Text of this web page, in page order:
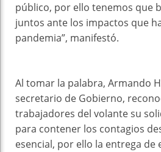
público, por ello tenemos que
juntos ante los impactos que
pandemia”, manifestó.
Al tomar la palabra, Armando
secretario de Gobierno,
trabajadores del volante su
para contener los contagios
esencial, por ello la entrega de